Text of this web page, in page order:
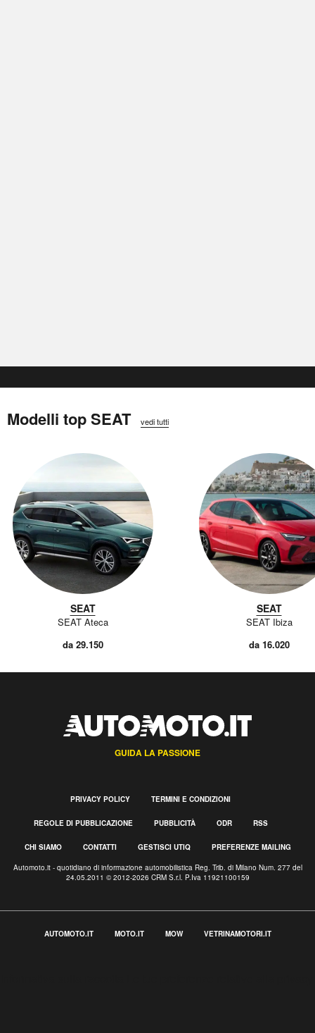
Modelli top SEAT vedi tutti
SEAT
SEAT Ateca
da 29.150
SEAT
SEAT Ibiza
da 16.020
GUIDA LA PASSIONE
PRIVACY POLICY TERMINI E CONDIZIONI
REGOLE DI PUBBLICAZIONE PUBBLICITÀ ODR RSS
CHI SIAMO CONTATTI GESTISCI UTIQ PREFERENZE MAILING
Automoto.it - quotidiano di informazione automobilistica Reg. Trib. di Milano Num. 277 del
24.05.2011 © 2012-2026 CRM S.r.l. P.Iva 11921100159
AUTOMOTO.IT MOTO.IT MOW VETRINAMOTORI.IT